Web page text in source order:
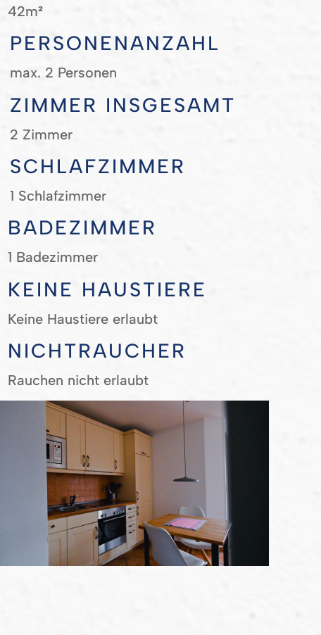
42m²
PERSONENANZAHL
max. 2 Personen
ZIMMER INSGESAMT
2 Zimmer
SCHLAFZIMMER
1 Schlafzimmer
BADEZIMMER
1 Badezimmer
KEINE HAUSTIERE
Keine Haustiere erlaubt
NICHTRAUCHER
Rauchen nicht erlaubt